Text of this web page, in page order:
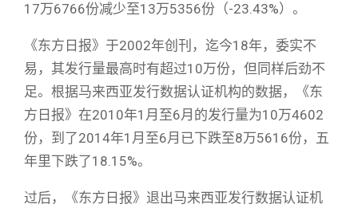
17万6766份减少至13万5356份（-23.43%）。
《东方日报》于2002年创刊，迄今18年，委实不
易，其发行量最高时有超过10万份，但同样后劲不
足。根据马来西亚发行数据认证机构的数据，《东
方日报》在2010年1月至6月的发行量为10万4602
份，到了2014年1月至6月已下跌至8万5616份，五
年里下跌了18.15%。
过后，《东方日报》退出马来西亚发行数据认证机